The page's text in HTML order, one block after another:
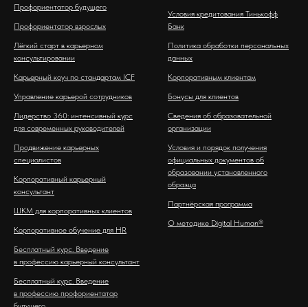
Профориентатор будущего
Профориентатор взрослых
Лёгкий старт в карьерном
консультировании
Карьерный коуч по стандартам ICF
Управление карьерой сотрудников
Лидерство 360: интенсивный курс
для современных руководителей
Продвижение карьерных
специалистов
Корпоративный карьерный
консультант
ШКМ для корпоративных клиентов
Корпоративное обучение для HR
Бесплатный курс. Введение
в профессию карьерный консультант
Бесплатный курс. Введение
в профессию профориентатор
Условия кредитования Тинькофф
Банк
Политика обработки персональных
данных
Корпоративным клиентам
Бонусы для клиентов
Сведения об образовательной
организации
Условия и порядок получения
официальных документов об
образовании установленного
образца
Партнёрская программа
О методике Digital Human®